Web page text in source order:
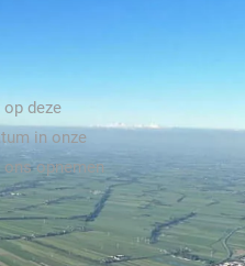
deze
in onze
opnemen